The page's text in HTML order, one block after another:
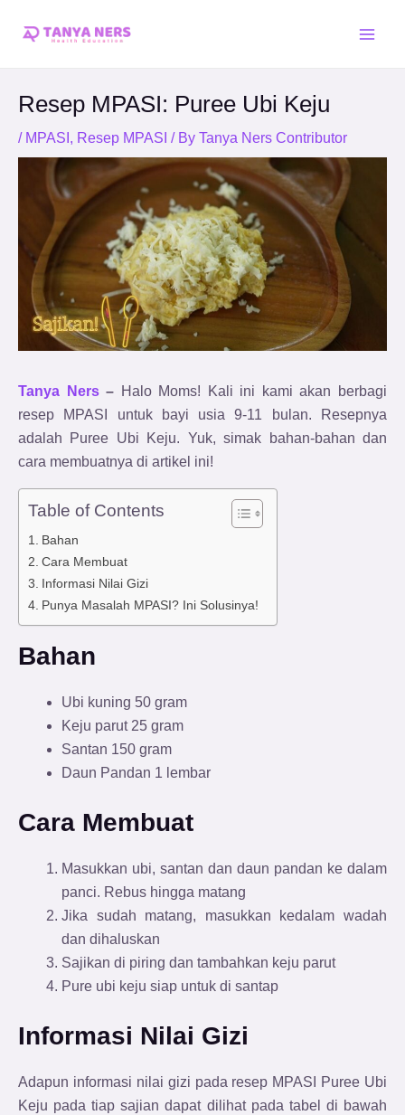
Resep MPASI: Puree Ubi Keju
/ MPASI , Resep MPASI / By Tanya Ners Contributor
Tanya Ners– Halo Moms! Kali ini kami akan berbagi
resep MPASI untuk bayi usia 9-11 bulan. Resepnya
adalah Puree Ubi Keju. Yuk, simak bahan-bahan dan
cara membuatnya di artikel ini!
Table of Contents
Bahan
Cara Membuat
Informasi Nilai Gizi
Punya Masalah MPASI? Ini Solusinya!
Bahan
Ubi kuning 50 gram
Keju parut 25 gram
Santan 150 gram
Daun Pandan 1 lembar
Cara Membuat
Masukkan ubi, santan dan daun pandan ke dalam
panci. Rebus hingga matang
Jika sudah matang, masukkan kedalam wadah
dan dihaluskan
Sajikan di piring dan tambahkan keju parut
Pure ubi keju siap untuk di santap
Informasi Nilai Gizi
Adapun informasi nilai gizi pada resep MPASI Puree Ubi
Keju pada tiap sajian dapat dilihat pada tabel di bawah
navigation